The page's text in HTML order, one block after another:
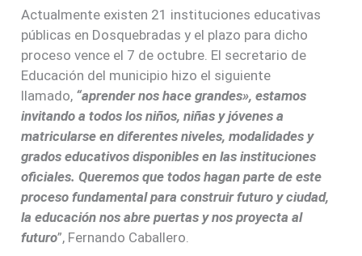
Actualmente existen 21 instituciones educativas
públicas en Dosquebradas y el plazo para dicho
proceso vence el 7 de octubre. El secretario de
Educación del municipio hizo el siguiente
llamado, “aprender nos hace grandes», estamos
invitando a todos los niños, niñas y jóvenes a
matricularse en diferentes niveles, modalidades y
grados educativos disponibles en las instituciones
oficiales. Queremos que todos hagan parte de este
proceso fundamental para construir futuro y ciudad,
la educación nos abre puertas y nos proyecta al
futuro”, Fernando Caballero.